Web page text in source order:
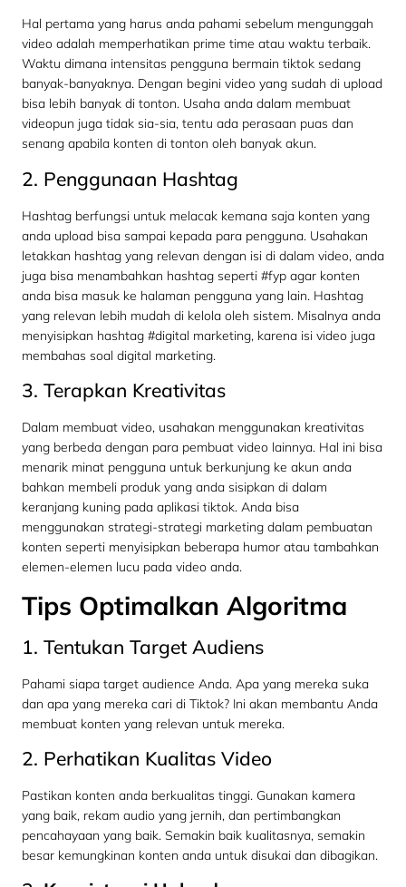
Hal pertama yang harus anda pahami sebelum mengunggah
video adalah memperhatikan prime time atau waktu terbaik.
Waktu dimana intensitas pengguna bermain tiktok sedang
banyak-banyaknya. Dengan begini video yang sudah di upload
bisa lebih banyak di tonton. Usaha anda dalam membuat
videopun juga tidak sia-sia, tentu ada perasaan puas dan
senang apabila konten di tonton oleh banyak akun.
2. Penggunaan Hashtag
Hashtag berfungsi untuk melacak kemana saja konten yang
anda upload bisa sampai kepada para pengguna. Usahakan
letakkan hashtag yang relevan dengan isi di dalam video, anda
juga bisa menambahkan hashtag seperti #fyp agar konten
anda bisa masuk ke halaman pengguna yang lain. Hashtag
yang relevan lebih mudah di kelola oleh sistem. Misalnya anda
menyisipkan hashtag #digital marketing, karena isi video juga
membahas soal digital marketing.
3. Terapkan Kreativitas
Dalam membuat video, usahakan menggunakan kreativitas
yang berbeda dengan para pembuat video lainnya. Hal ini bisa
menarik minat pengguna untuk berkunjung ke akun anda
bahkan membeli produk yang anda sisipkan di dalam
keranjang kuning pada aplikasi tiktok. Anda bisa
menggunakan strategi-strategi marketing dalam pembuatan
konten seperti menyisipkan beberapa humor atau tambahkan
elemen-elemen lucu pada video anda.
Tips Optimalkan Algoritma
1. Tentukan Target Audiens
Pahami siapa target audience Anda. Apa yang mereka suka
dan apa yang mereka cari di Tiktok? Ini akan membantu Anda
membuat konten yang relevan untuk mereka.
2. Perhatikan Kualitas Video
Pastikan konten anda berkualitas tinggi. Gunakan kamera
yang baik, rekam audio yang jernih, dan pertimbangkan
pencahayaan yang baik. Semakin baik kualitasnya, semakin
besar kemungkinan konten anda untuk disukai dan dibagikan.